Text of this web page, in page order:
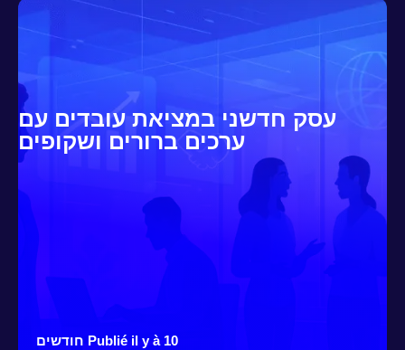
עסק חדשני במציאת עובדים עם
ערכים ברורים ושקופים
Publié il y à 10 חודשים